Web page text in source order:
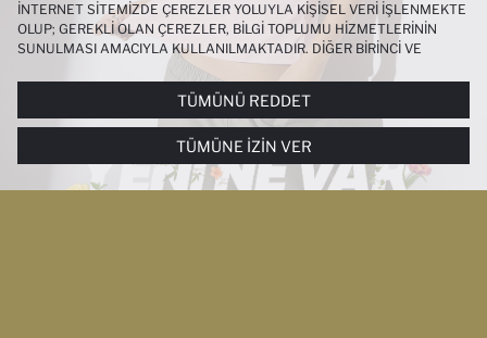
İNTERNET SITEMIZDE ÇEREZLER YOLUYLA KIŞISEL VERI IŞLENMEKTE
OLUP; GEREKLI OLAN ÇEREZLER, BILGI TOPLUMU HIZMETLERININ
SUNULMASI AMACIYLA KULLANILMAKTADIR. DIĞER BIRINCI VE
ÜÇÜNCÜ TARAF ÇEREZLER ISE SIZE DAHA IYI BIR ALIŞVERIŞ
DENEYIMI SUNULABILMESI, SITEMIZIN DAHA IŞLEVSEL KILINMASI VE
KIŞISELLEŞTIRMESI VE AÇIK RIZA VERMENIZ HALINDE, SIZLERE
YÖNELIK PAZARLAMA FAALIYETLERININ YAPILMASI AMAÇLARIYLA
SINIRLI OLARAK KULLANILACAKTIR. ÇEREZLERE DAIR TERCIHLERINIZI
ÇEREZ TERCIHLERIPANELI ARACILIĞIYLA HER ZAMAN YÖNETEBILIR,
ÇEREZLERLE ILGILI DAHA DETAYLI BILGIYE
ÇEREZ AYDINLATMA
TÜMÜNÜ REDDET
TÜMÜNE İZIN VER